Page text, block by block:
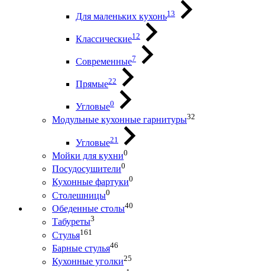
Для маленьких кухонь13
Классические12
Современные7
Прямые22
Угловые0
Модульные кухонные гарнитуры32
Угловые21
Мойки для кухни0
Посудосушители0
Кухонные фартуки0
Столешницы0
Обеденные столы40
Табуреты3
Стулья161
Барные стулья46
Кухонные уголки25